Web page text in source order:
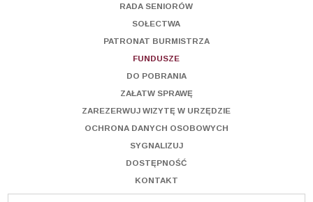
RADA SENIORÓW
SOŁECTWA
PATRONAT BURMISTRZA
FUNDUSZE
DO POBRANIA
ZAŁATW SPRAWĘ
ZAREZERWUJ WIZYTĘ W URZĘDZIE
OCHRONA DANYCH OSOBOWYCH
SYGNALIZUJ
DOSTĘPNOŚĆ
KONTAKT